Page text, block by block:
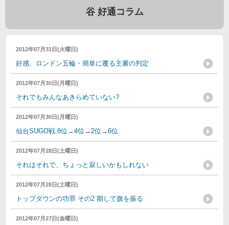
谷 好通コラム
2012年07月31日(火曜日)
好感、ロンドン五輪・簡単に覆る主審の判定
2012年07月30日(月曜日)
それでもみんなあきらめていない?
2012年07月30日(月曜日)
仙台SUGO戦 8位→4位→2位→6位
2012年07月28日(土曜日)
それはそれで、ちょっと寂しいかもしれない
2012年07月28日(土曜日)
トップダウンの功罪 その2 期して旗を振る
2012年07月27日(金曜日)